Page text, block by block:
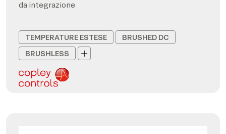
da integrazione
TEMPERATURE ESTESE
BRUSHED DC
BRUSHLESS